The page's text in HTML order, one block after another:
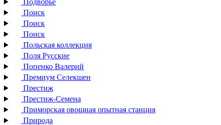
Подворье
Поиск
Поиск
Поиск
Польская коллекция
Поля Русские
Попенко Валерий
Премиум Селекшен
Престиж
Престиж-Семена
Приморская овощная опытная станция
Природа